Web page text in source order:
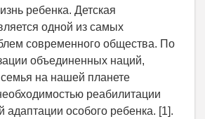
ребенка. Детская
одной из самых
современного общества. По
объединенных наций,
на нашей планете
реабилитации
адаптации особого ребенка. [1].